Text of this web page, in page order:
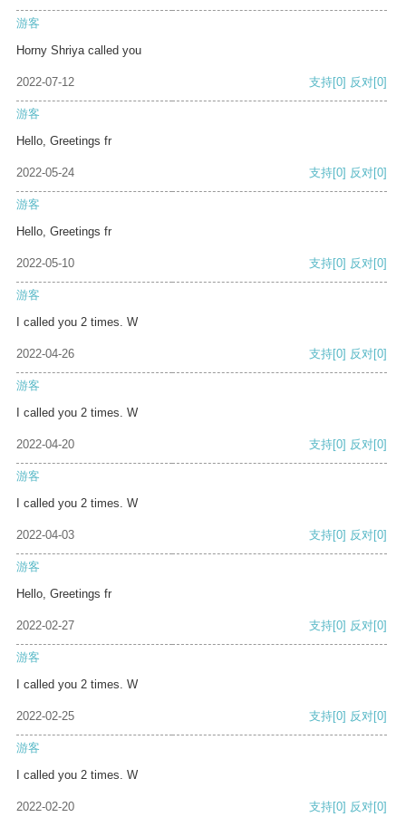
游客
Horny Shriya called you
2022-07-12 支持[0] 反对[0]
游客
Hello, Greetings fr
2022-05-24 支持[0] 反对[0]
游客
Hello, Greetings fr
2022-05-10 支持[0] 反对[0]
游客
I called you 2 times. W
2022-04-26 支持[0] 反对[0]
游客
I called you 2 times. W
2022-04-20 支持[0] 反对[0]
游客
I called you 2 times. W
2022-04-03 支持[0] 反对[0]
游客
Hello, Greetings fr
2022-02-27 支持[0] 反对[0]
游客
I called you 2 times. W
2022-02-25 支持[0] 反对[0]
游客
I called you 2 times. W
2022-02-20 支持[0] 反对[0]